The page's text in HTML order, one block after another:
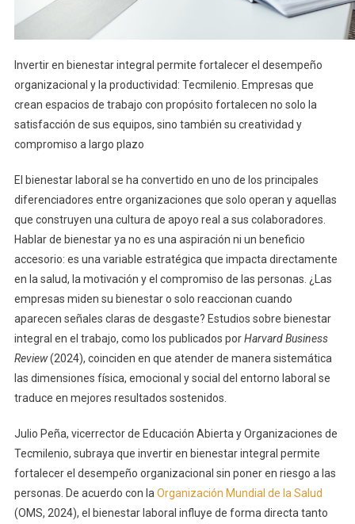
Invertir en bienestar integral permite fortalecer el desempeño
organizacional y la productividad: Tecmilenio. Empresas que
crean espacios de trabajo con propósito fortalecen no solo la
satisfacción de sus equipos, sino también su creatividad y
compromiso a largo plazo
El bienestar laboral se ha convertido en uno de los principales
diferenciadores entre organizaciones que solo operan y aquellas
que construyen una cultura de apoyo real a sus colaboradores.
Hablar de bienestar ya no es una aspiración ni un beneficio
accesorio: es una variable estratégica que impacta directamente
en la salud, la motivación y el compromiso de las personas. ¿Las
empresas miden su bienestar o solo reaccionan cuando
aparecen señales claras de desgaste? Estudios sobre bienestar
integral en el trabajo, como los publicados porHarvard Business
Review(2024), coinciden en que atender de manera sistemática
las dimensiones física, emocional y social del entorno laboral se
traduce en mejores resultados sostenidos.
Julio Peña, vicerrector de Educación Abierta y Organizaciones de
Tecmilenio, subraya que invertir en bienestar integral permite
fortalecer el desempeño organizacional sin poner en riesgo a las
personas. De acuerdo con la Organización Mundial de la Salud
(OMS, 2024), el bienestar laboral influye de forma directa tanto